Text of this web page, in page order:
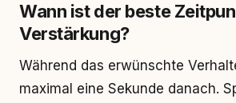
Wann ist der beste
Verstärkung?
Während das erwünschte
maximal eine Sekunde danach.